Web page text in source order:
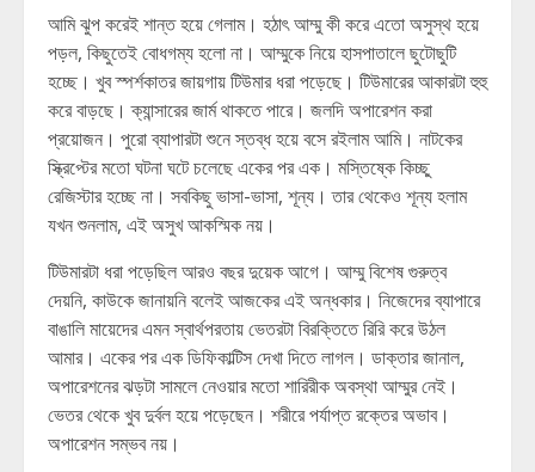
আমি ঝুপ করেই শান্ত হয়ে গেলাম। হঠাৎ আম্মু কী করে এতো অসুস্থ হয়ে
পড়ল, কিছুতেই বোধগম্য হলো না। আম্মুকে নিয়ে হাসপাতালে ছুটোছুটি
হচ্ছে। খুব স্পর্শকাতর জায়গায় টিউমার ধরা পড়েছে। টিউমারের আকারটা হুহু
করে বাড়ছে। ক্যান্সারের জার্ম থাকতে পারে। জলদি অপারেশন করা
প্রয়োজন। পুরো ব্যাপারটা শুনে স্তব্ধ হয়ে বসে রইলাম আমি। নাটকের
স্ক্রিপ্টের মতো ঘটনা ঘটে চলেছে একের পর এক। মস্তিষ্কে কিচ্ছু
রেজিস্টার হচ্ছে না। সবকিছু ভাসা-ভাসা, শূন্য। তার থেকেও শূন্য হলাম
যখন শুনলাম, এই অসুখ আকস্মিক নয়।
টিউমারটা ধরা পড়েছিল আরও বছর দুয়েক আগে। আম্মু বিশেষ গুরুত্ব
দেয়নি, কাউকে জানায়নি বলেই আজকের এই অন্ধকার। নিজেদের ব্যাপারে
বাঙালি মায়েদের এমন স্বার্থপরতায় ভেতরটা বিরক্তিতে রিরি করে উঠল
আমার। একের পর এক ডিফিকাল্টিস দেখা দিতে লাগল। ডাক্তার জানাল,
অপারেশনের ঝড়টা সামলে নেওয়ার মতো শারিরীক অবস্থা আম্মুর নেই।
ভেতর থেকে খুব দুর্বল হয়ে পড়েছেন। শরীরে পর্যাপ্ত রক্তের অভাব।
অপারেশন সম্ভব নয়।